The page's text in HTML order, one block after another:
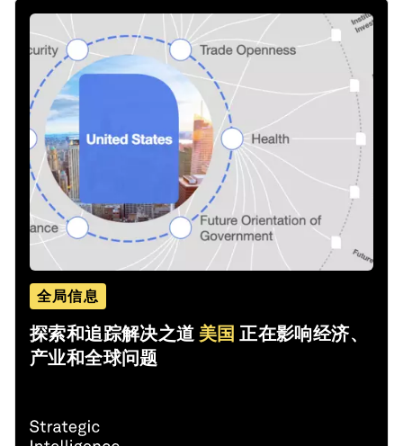
全局信息
探索和追踪解决之道 美国 正在影响经济、
产业和全球问题